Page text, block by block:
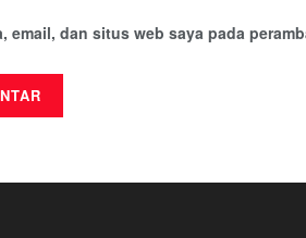
email, dan situs web saya pada